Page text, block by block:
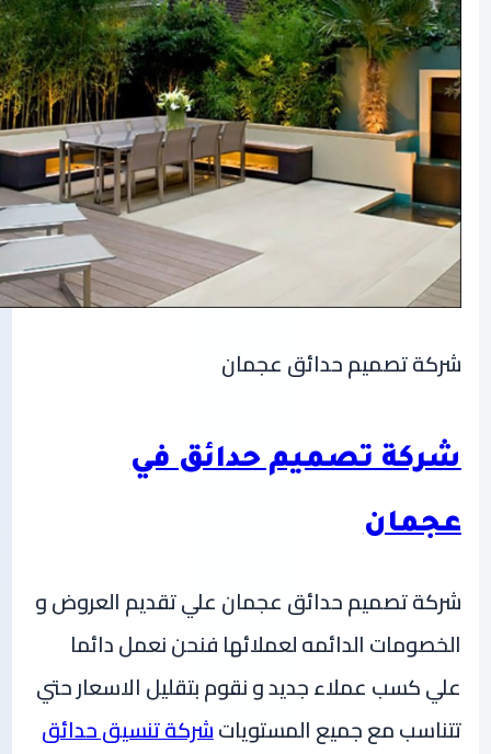
شركة تصميم حدائق عجمان
شركة تصميم حدائق في
عجمان
شركة تصميم حدائق عجمان علي تقديم العروض و
الخصومات الدائمه لعملائها فنحن نعمل دائما
علي كسب عملاء جديد و نقوم بتقليل الاسعار حتي
تتناسب مع جميع المستوياتشركة تنسيق حدائق